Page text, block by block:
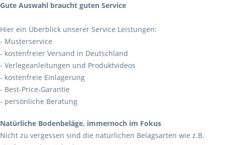
Gute Auswahl braucht guten Service
Hier ein Überblick unserer Service Leistungen:
- Musterservice
- kostenfreier Versand in Deutschland
- Verlegeanleitungen und Produktvideos
- kostenfreie Einlagerung
- Best-Price-Garantie
- persönliche Beratung
Natürliche Bodenbeläge, immernoch im Fokus
Nicht zu vergessen sind die natürlichen Belagsarten wie z.B.